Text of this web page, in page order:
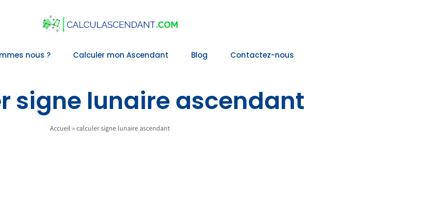
nous ? Calculer mon Ascendant Blog Contactez-nous
signe lunaire ascendant
Accueil »calculer signe lunaire ascendant